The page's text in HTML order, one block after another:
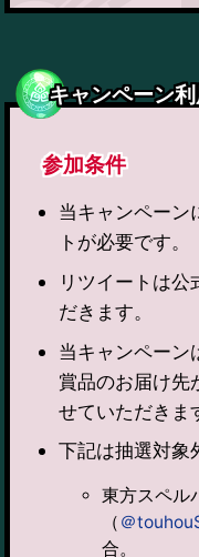
キャンペーン
参加条件
当キャンペー
トが必要です。
リツイートは
だきます。
当キャンペーン
賞品のお届け先
せていただきま
下記は抽選対象
東方スペル
（ ＠
合。